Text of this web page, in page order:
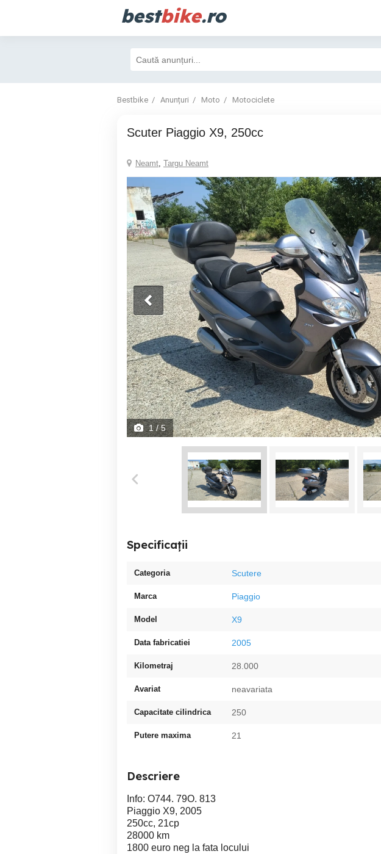
bestbike.ro
Bestbike Anunțuri Moto Motociclete
scuter Piaggio X9, 250cc
Neamt, Targu Neamt
1/ 5
Specificații
Categoria Scutere
Marca Piaggio
Model X9
Data fabricatiei 2005
Kilometraj 28.000
Avariat neavariata
Capacitate cilindrica 250
Putere maxima 21
Descriere
Info: O744. 79O. 813
Piaggio X9, 2005
250cc, 21cp
28000 km
1800 euro neg la fata locului